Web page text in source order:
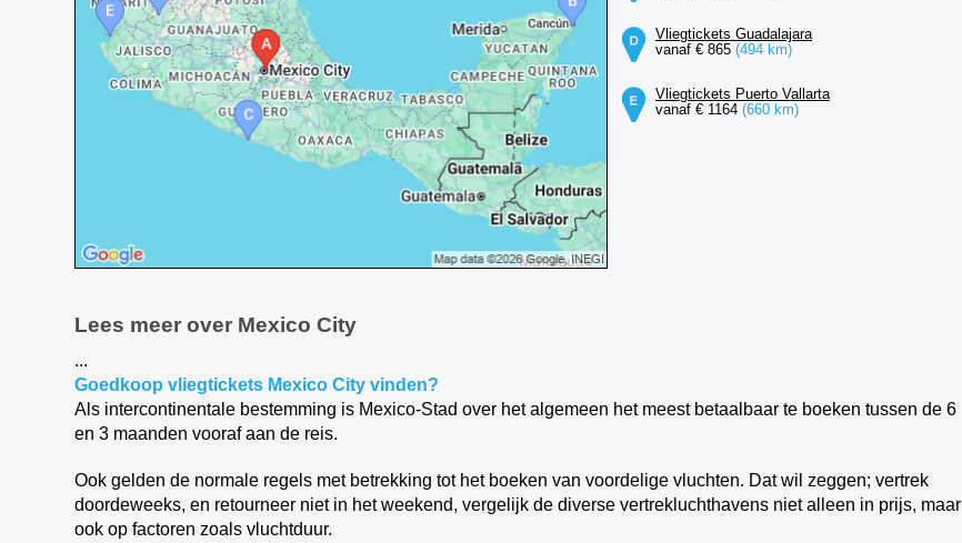
Vliegtickets Guadalajara
vanaf € 865 (494 km)
Vliegtickets Puerto Vallarta
vanaf € 1164 (660 km)
Lees meer over Mexico City
...
Goedkoop vliegtickets Mexico City vinden?
Als intercontinentale bestemming is Mexico-Stad over het algemeen het meest betaalbaar te boeken tussen de 6
en 3 maanden vooraf aan de reis.
Ook gelden de normale regels met betrekking tot het boeken van voordelige vluchten. Dat wil zeggen; vertrek
doordeweeks, en retourneer niet in het weekend, vergelijk de diverse vertrekluchthavens niet alleen in prijs, maar
ook op factoren zoals vluchtduur.